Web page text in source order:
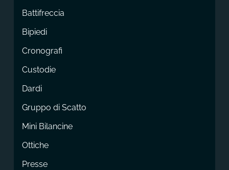
Battifreccia
Bipiedi
Cronografi
Custodie
Dardi
Gruppo di Scatto
Mini Bilancine
Ottiche
Presse